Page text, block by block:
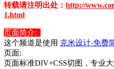
转载请注明出处： http://
1.html
页面简介:
这个频道是使用 克米设计-免费
页面;
页面标准DIV+CSS切图，专业